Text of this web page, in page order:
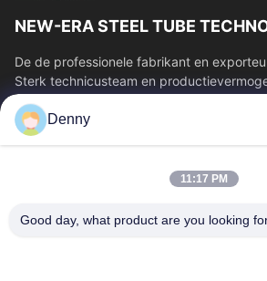
NEW-ERA STEEL TUBE
De de professionele fabrikant en
Sterk technicusteam en
buiskwaliteit en concurrerende...
Snelle Links
Fabrieksreis
Denny
11:17 PM
Good day, what product are you looking